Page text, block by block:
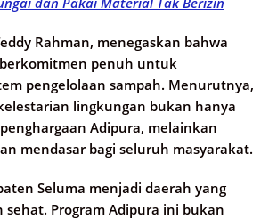
Rahman, menegaskan bahwa
penuh untuk
pengelolaan sampah. Menurutnya,
lingkungan bukan hanya
Adipura, melainkan
mendasar bagi seluruh masyarakat.
Seluma menjadi daerah yang
sehat. Program Adipura ini bukan